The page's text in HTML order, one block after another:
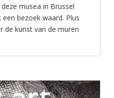
musea in Brussel
bezoek waard. Plus
de kunst van de muren